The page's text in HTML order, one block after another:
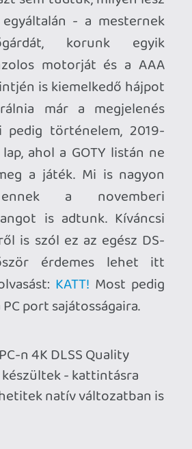
DLSS Quality
- kattintásra
natív változatban is
s közönséggel is
beköszöntével
PC-n is játszható
a korát (és a gépek
PC porttal
voltak
(akkortájt a
még messze nem
mint
az MGS3-4 is
de az MGS 5 szép
Kojimáékat a PC
A Death Stranding
és már eleve
fejlesztés korai
sem csoda, hogy a
után egy
Windows alól